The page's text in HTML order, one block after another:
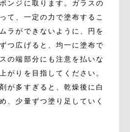
ンジに取ります。ガラスの
て、一定の力で塗布するこ
ラができないように、円を
つ広げると、均一に塗布で
の端部分にも注意を払いな
がりを目指してください。
が多すぎると、乾燥後に白
、少量ずつ塗り足していく